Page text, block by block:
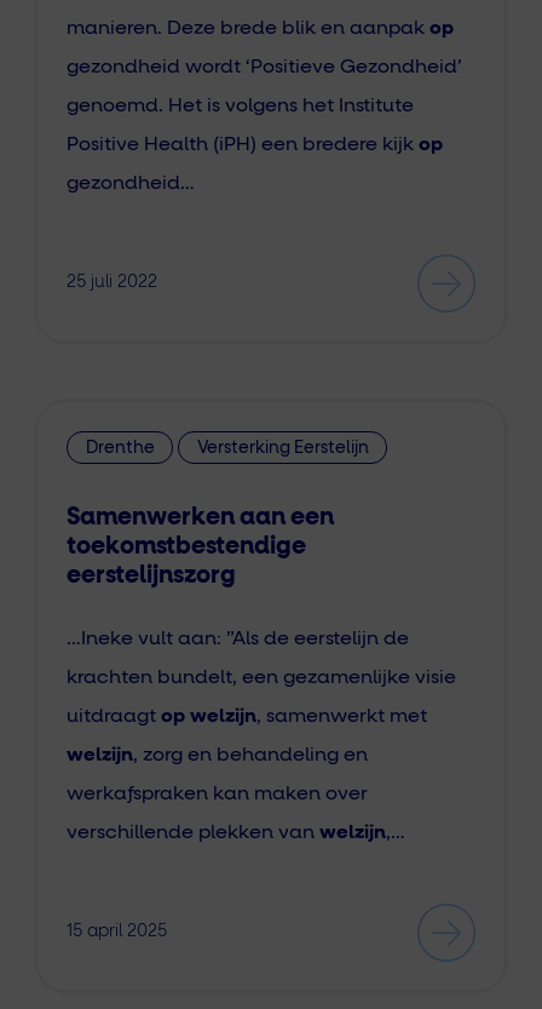
manieren. Deze brede blik en aanpak op
gezondheid wordt ‘Positieve Gezondheid’
genoemd. Het is volgens het Institute
Positive Health (iPH) een bredere kijk op
gezondheid…
25 juli 2022
Drenthe Versterking Eerstelijn
Samenwerken aan een
toekomstbestendige
eerstelijnszorg
…Ineke vult aan: ”Als de eerstelijn de
krachten bundelt, een gezamenlijke visie
uitdraagt op welzijn, samenwerkt met
welzijn, zorg en behandeling en
werkafspraken kan maken over
verschillende plekken van welzijn,…
15 april 2025